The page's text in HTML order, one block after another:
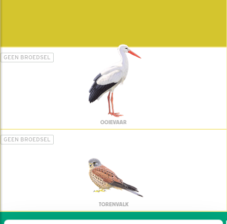
GEEN BROEDSEL
OOIEVAAR
GEEN BROEDSEL
TORENVALK